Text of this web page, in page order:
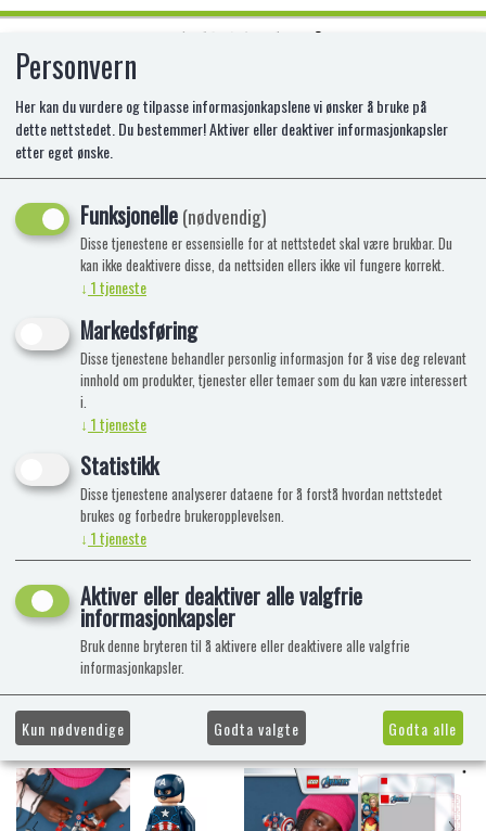
LEGO 76168 CAPTAIN AMERICAS
ROBOTDRAKT
LE-76168
Personvern
Her kan du vurdere og tilpasse informasjonkapslene vi ønsker å bruke på
dette nettstedet. Du bestemmer! Aktiver eller deaktiver informasjonkapsler
etter eget ønske.
Funksjonelle(nødvendig)
Disse tjenestene er essensielle for at nettstedet skal være brukbar. Du
kan ikke deaktivere disse, da nettsiden ellers ikke vil fungere korrekt.
↓ 1tjeneste
Markedsføring
Disse tjenestene behandler personlig informasjon for å vise deg relevant
innhold om produkter, tjenester eller temaer som du kan være interessert
i.
↓ 1tjeneste
Statistikk
Disse tjenestene analyserer dataene for å forstå hvordan nettstedet
brukes og forbedre brukeropplevelsen.
↓ 1tjeneste
Aktiver eller deaktiver alle valgfrie
informasjonkapsler
Bruk denne bryteren til å aktivere eller deaktivere alle valgfrie
informasjonkapsler.
Kun nødvendige Godta valgte Godta alle